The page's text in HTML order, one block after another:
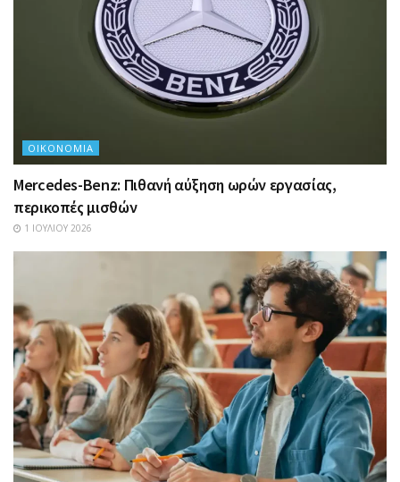
ΟΙΚΟΝΟΜΊΑ
Mercedes-Benz: Πιθανή αύξηση ωρών εργασίας,
περικοπές μισθών
1 ΙΟΥΛΊΟΥ 2026